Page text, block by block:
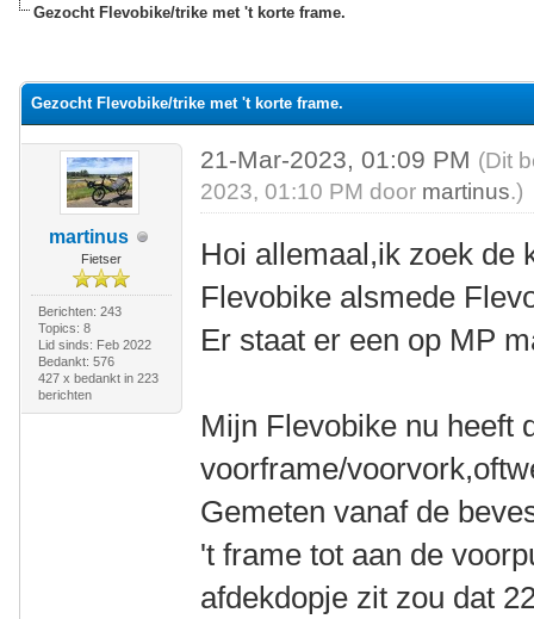
Gezocht Flevobike/trike met 't korte frame.
Gezocht Flevobike/trike met 't korte frame.
martinus
Fietser
Berichten: 243
Topics: 8
Lid sinds: Feb 2022
Bedankt: 576
427 x bedankt in 223
berichten
21-Mar-2023, 01:09 PM (Dit
2023, 01:10 PM door martinus.)
Hoi allemaal,ik zoek de
Flevobike alsmede
Er staat er een op MP
Mijn Flevobike nu heeft
voorframe/
Gemeten vanaf de
't frame tot aan de
afdekdopje zit zou dat